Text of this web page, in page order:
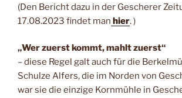
(Den Bericht dazu in der Gescherer
17.08.2023 findet man hier. )
„Wer zuerst kommt, mahlt zuerst“
– diese Regel galt auch für die
Schulze Alfers, die im Norden von
war sie die einzige Kornmühle in